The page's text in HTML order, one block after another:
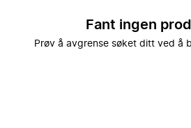
Fant ingen
Prøv å avgrense søket ditt ved å